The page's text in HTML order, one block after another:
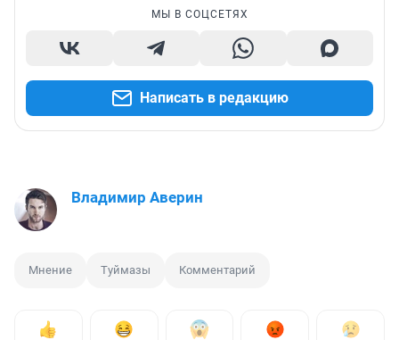
МЫ В СОЦСЕТЯХ
Написать в редакцию
Владимир Аверин
Мнение Туймазы Комментарий